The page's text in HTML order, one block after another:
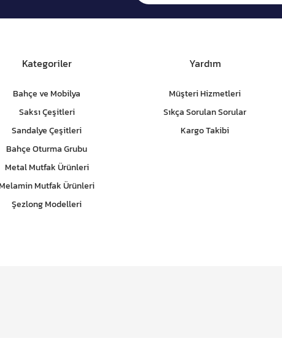
Kategoriler
Bahçe ve Mobilya
Saksı Çeşitleri
Sandalye Çeşitleri
Bahçe Oturma Grubu
Metal Mutfak Ürünleri
Mutfak Ürünleri
Şezlong Modelleri
Yardım
Müşteri Hizmetleri
Sıkça Sorulan Sorular
Kargo Takibi